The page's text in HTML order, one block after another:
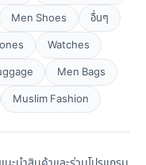
Men Shoes
อื่นๆ
Watches
Men Bags
Muslim Fashion